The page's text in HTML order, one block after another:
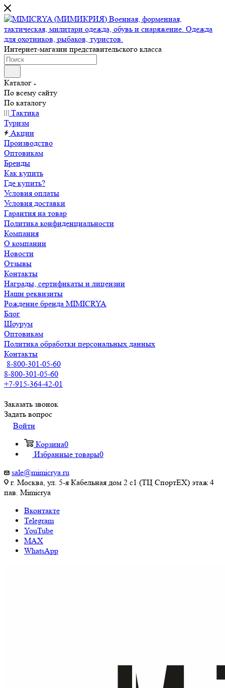
Интернет-магазин представительского класса
Каталог
По всему сайту
По каталогу
Тактика
Туризм
Акции
Производство
Оптовикам
Бренды
Как купить
Где купить?
Условия оплаты
Условия доставки
Гарантия на товар
Политика конфиденциальности
Компания
О компании
Новости
Отзывы
Контакты
Награды, сертификаты и лицензии
Наши реквизиты
Рождение бренда MIMICRYA
Блог
Шоурум
Оптовикам
Политика обработки персональных данных
Контакты
8-800-301-05-60
8-800-301-05-60
+7-915-364-42-01
Заказать звонок
Задать вопрос
Войти
Корзина0
Избранные товары0
sale@mimicrya.ru
г. Москва, ул. 5-я Кабельная дом 2 с1 (ТЦ СпортEX) этаж 4
пав. Mimicrya
Вконтакте
Telegram
YouTube
MAX
WhatsApp